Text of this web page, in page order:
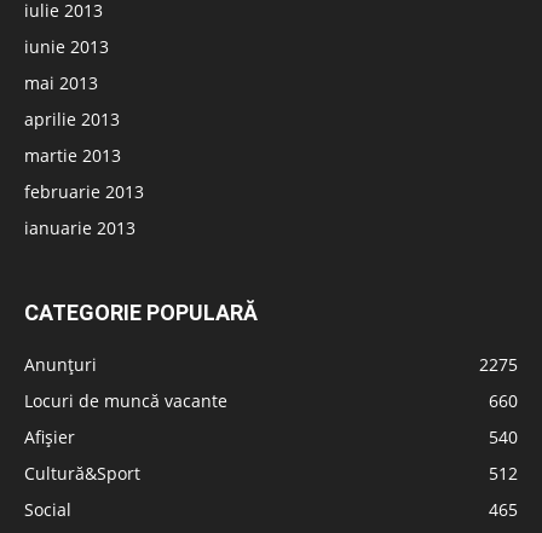
iulie 2013
iunie 2013
mai 2013
aprilie 2013
martie 2013
februarie 2013
ianuarie 2013
CATEGORIE POPULARĂ
Anunțuri
2275
Locuri de muncă vacante
660
Afișier
540
Cultură&Sport
512
Social
465